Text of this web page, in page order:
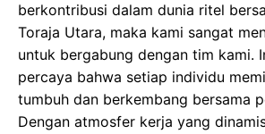
berkontribusi dalam dunia ritel
Toraja Utara, maka kami sangat
untuk bergabung dengan tim kami.
percaya bahwa setiap individu
tumbuh dan berkembang bersama
Dengan atmosfer kerja yang